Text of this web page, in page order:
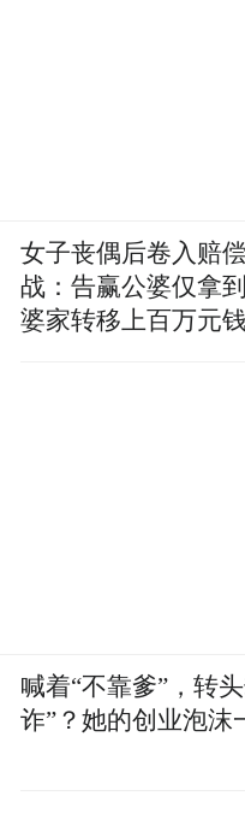
女子丧偶后卷入赔
战：告赢公婆仅拿
婆家转移上百万元
喊着“不靠爹”，转
诈”？她的创业泡沫